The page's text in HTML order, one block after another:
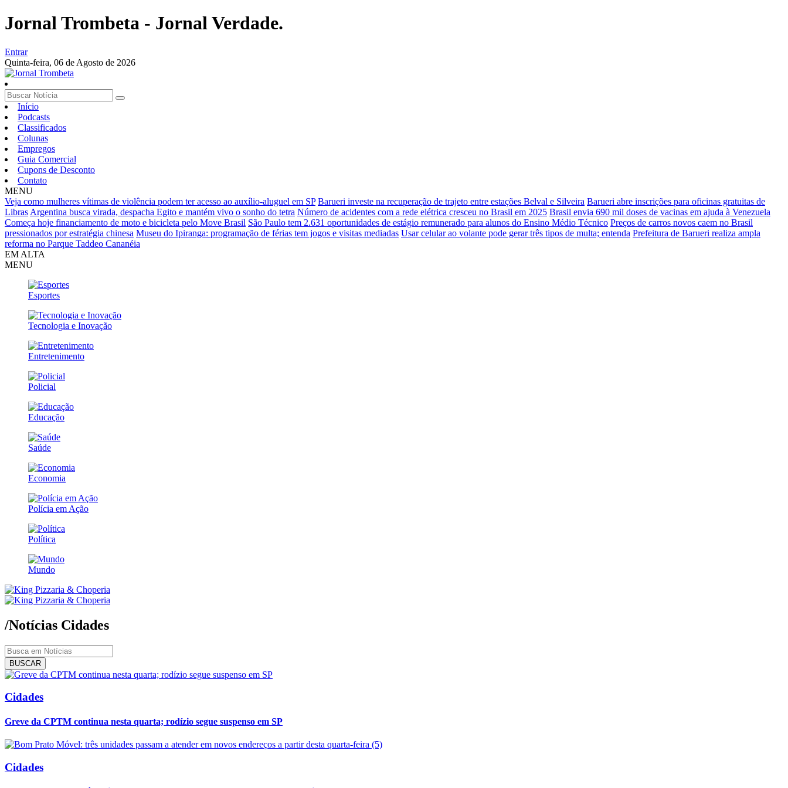
Jornal Trombeta - Jornal Verdade.
Entrar
Quinta-feira, 06 de Agosto de 2026
Início
Podcasts
Classificados
Colunas
Empregos
Guia Comercial
Cupons de Desconto
Contato
MENU
Veja como mulheres vítimas de violência podem ter acesso ao auxílio-aluguel em SP Barueri investe na recuperação de trajeto entre estações Belval e Silveira Barueri abre inscrições para oficinas gratuitas de
Libras Argentina busca virada, despacha Egito e mantém vivo o sonho do tetra Número de acidentes com a rede elétrica cresceu no Brasil em 2025 Brasil envia 690 mil doses de vacinas em ajuda à Venezuela
Começa hoje financiamento de moto e bicicleta pelo Move Brasil São Paulo tem 2.631 oportunidades de estágio remunerado para alunos do Ensino Médio Técnico Preços de carros novos caem no Brasil
pressionados por estratégia chinesa Museu do Ipiranga: programação de férias tem jogos e visitas mediadas Usar celular ao volante pode gerar três tipos de multa; entenda Prefeitura de Barueri realiza ampla
reforma no Parque Taddeo Cananéia
EM ALTA
MENU
Esportes
Tecnologia e Inovação
Entretenimento
Policial
Educação
Saúde
Economia
Polícia em Ação
Política
Mundo
/Notícias Cidades
BUSCAR
Cidades
Greve da CPTM continua nesta quarta; rodízio segue suspenso em SP
Cidades